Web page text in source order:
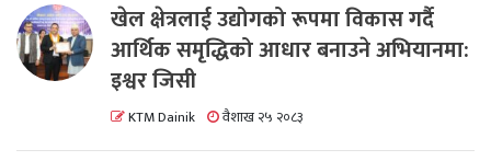
खेल क्षेत्रलाई उद्योगको रूपमा विकास गर्दै
आर्थिक समृद्धिको आधार बनाउने अभियानमा:
इश्वर जिसी
KTM Dainik वैशाख २५ २०८३